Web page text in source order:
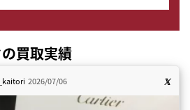
買取実績
2026/07/06